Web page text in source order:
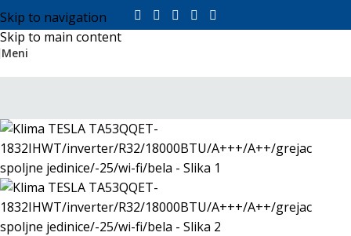
Skip to navigation
Skip to main content
Meni